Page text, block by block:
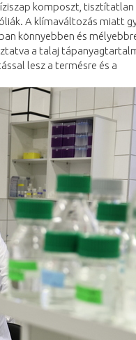
komposzt, tisztítatlan
A klímaváltozás miatt
könnyebben és
a talaj
lesz a termésre és a